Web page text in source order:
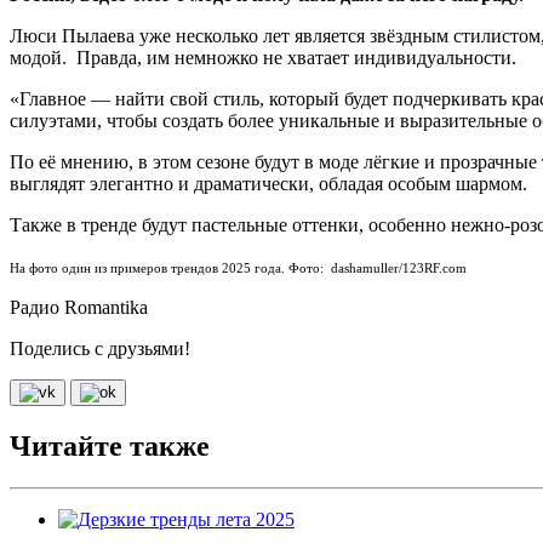
Люси Пылаева уже несколько лет является звёздным
модой. Правда, им немножко не хватает индивидуальности.
«Главное — найти свой стиль, который будет подчеркивать
силуэтами, чтобы создать более уникальные и
По её мнению, в этом сезоне будут в моде лёгкие и
выглядят элегантно и драматически, обладая особым шармом.
Также в тренде будут пастельные оттенки, особенно нежно-
На фото один из примеров трендов 2025 года. Фото: dashamuller/123RF.com
Радио Romantika
Поделись с друзьями!
Читайте также